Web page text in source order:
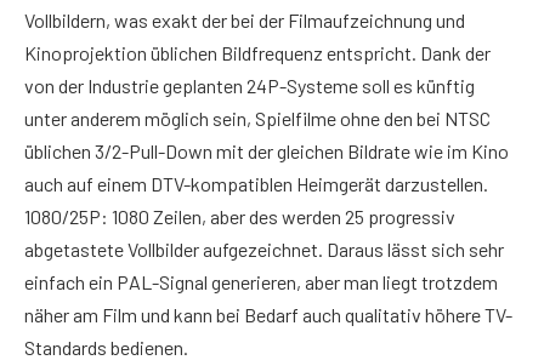
Vollbildern, was exakt der bei der Filmaufzeichnung und
Kinoprojektion üblichen Bildfrequenz entspricht. Dank der
von der Industrie geplanten 24P-Systeme soll es künftig
unter anderem möglich sein, Spielfilme ohne den bei NTSC
üblichen 3/2-Pull-Down mit der gleichen Bildrate wie im Kino
auch auf einem DTV-kompatiblen Heimgerät darzustellen.
1080/25P: 1080 Zeilen, aber des werden 25 progressiv
abgetastete Vollbilder aufgezeichnet. Daraus lässt sich sehr
einfach ein PAL-Signal generieren, aber man liegt trotzdem
näher am Film und kann bei Bedarf auch qualitativ höhere TV-
Standards bedienen.